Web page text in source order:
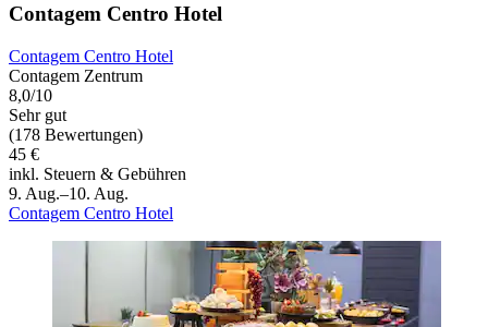
Contagem Centro Hotel
Contagem Centro Hotel
Contagem Zentrum
8,0/10
Sehr gut
(178 Bewertungen)
45 €
inkl. Steuern & Gebühren
9. Aug.–10. Aug.
Contagem Centro Hotel